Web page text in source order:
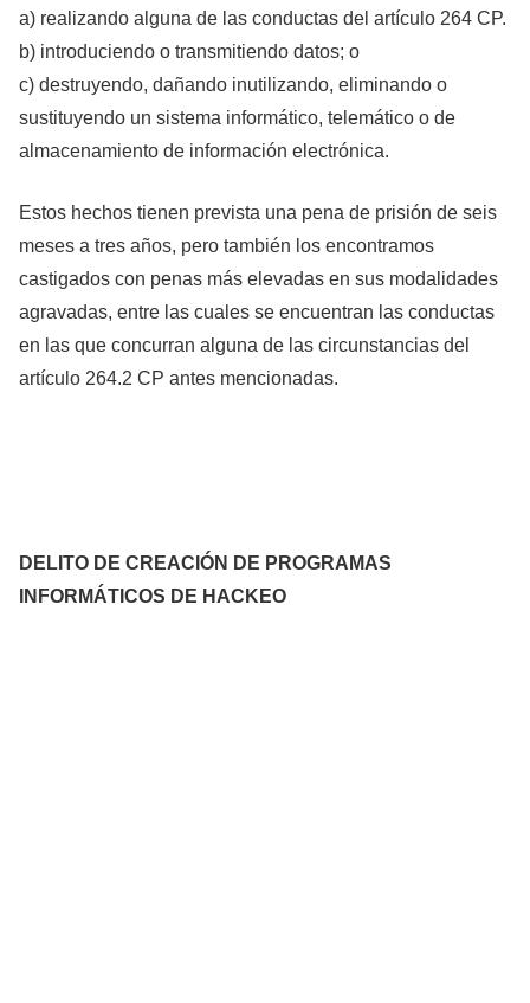
a) realizando alguna de las conductas del artículo 264 CP.
b) introduciendo o transmitiendo datos; o
c) destruyendo, dañando inutilizando, eliminando o
sustituyendo un sistema informático, telemático o de
almacenamiento de información electrónica.
Estos hechos tienen prevista una pena de prisión de seis
meses a tres años, pero también los encontramos
castigados con penas más elevadas en sus modalidades
agravadas, entre las cuales se encuentran las conductas
en las que concurran alguna de las circunstancias del
artículo 264.2 CP antes mencionadas.
DELITO DE CREACIÓN DE PROGRAMAS
INFORMÁTICOS DE HACKEO